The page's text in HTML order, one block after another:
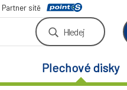
Partner sítě
Hledej
Plechové disky